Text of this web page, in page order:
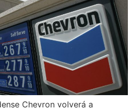
Chevron volverá a